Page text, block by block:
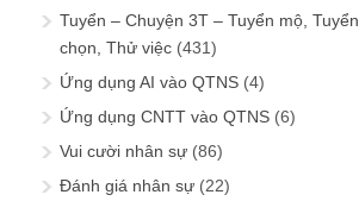
Tuyển – Chuyện 3T – Tuyển mộ, Tuyển
chọn, Thử việc (431)
Ứng dụng AI vào QTNS (4)
Ứng dụng CNTT vào QTNS (6)
Vui cười nhân sự (86)
Đánh giá nhân sự (22)